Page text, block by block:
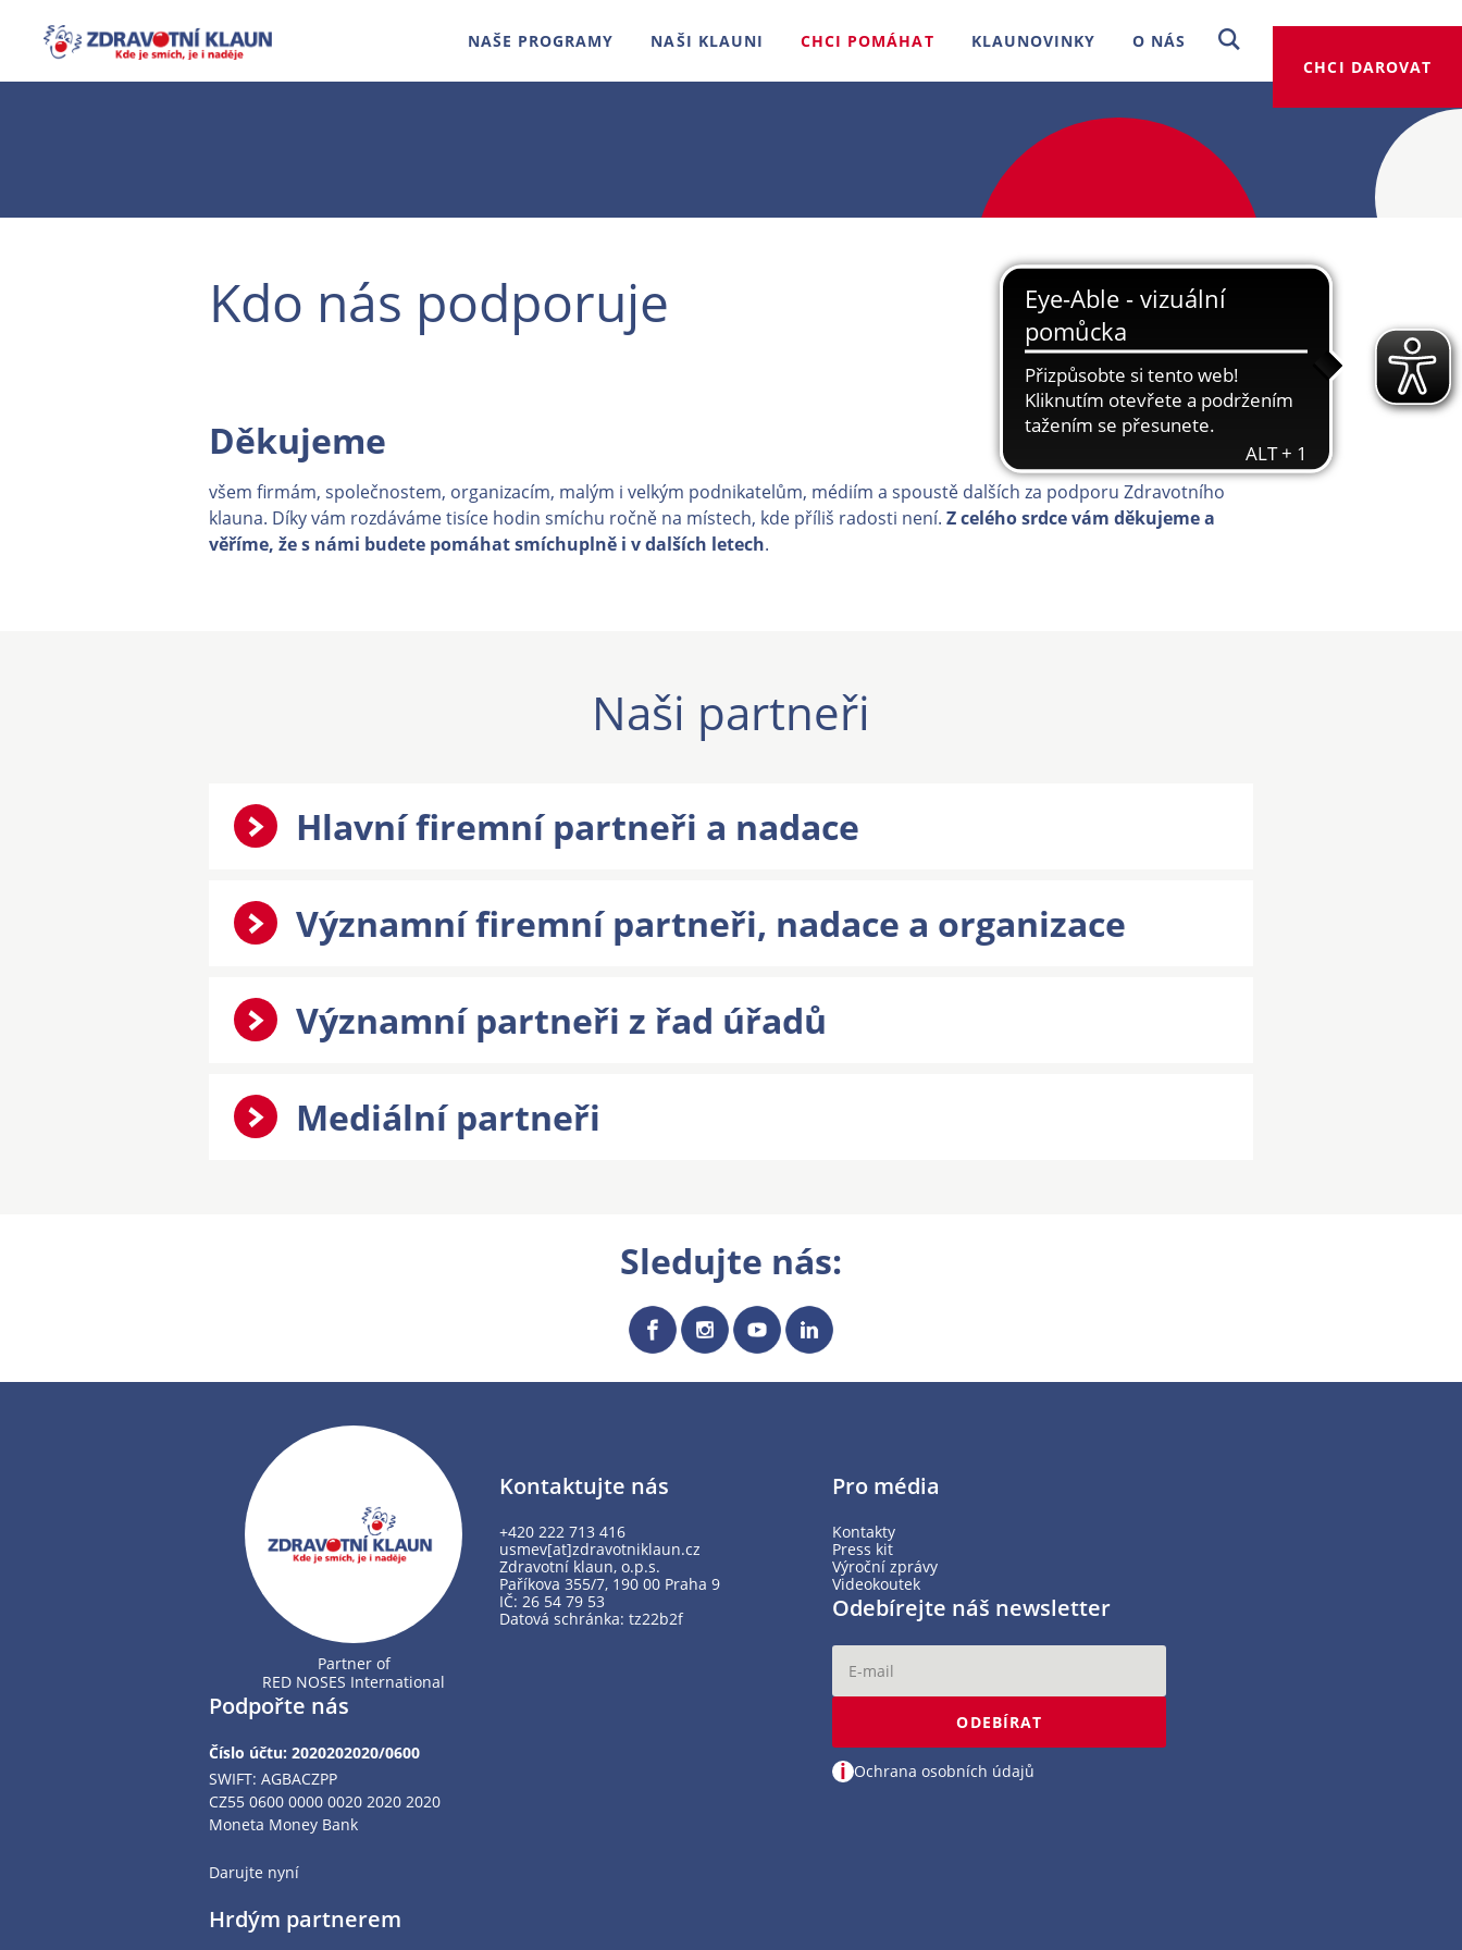
CHCI DAROVAT
NAŠE PROGRAMY NAŠI KLAUNI CHCI POMÁHAT KLAUNOVINKY O NÁS
Kdo nás podporuje
Děkujeme
všem firmám, společnostem, organizacím, malým i velkým podnikatelům, médiím a spoustě dalších za podporu Zdravotního
klauna. Díky vám rozdáváme tisíce hodin smíchu ročně na místech, kde příliš radosti není. Z celého srdce vám děkujeme a
věříme, že s námi budete pomáhat smíchuplně i v dalších letech.
Naši partneři
Hlavní firemní partneři a nadace
Významní firemní partneři, nadace a organizace
Významní partneři z řad úřadů
Mediální partneři
Sledujte nás:
Partner of
RED NOSES International
Podpořte nás
Číslo účtu: 2020202020/0600
SWIFT: AGBACZPP
CZ55 0600 0000 0020 2020 2020
Moneta Money Bank
Darujte nyní
Hrdým partnerem
Kontaktujte nás
+420 222 713 416
usmev[at]zdravotniklaun.cz
Zdravotní klaun, o.p.s.
Paříkova 355/7, 190 00 Praha 9
IČ: 26 54 79 53
Datová schránka: tz22b2f
Pro média
Kontakty
Press kit
Výroční zprávy
Videokoutek
Odebírejte náš newsletter
ODEBÍRAT
i Ochrana osobních údajů